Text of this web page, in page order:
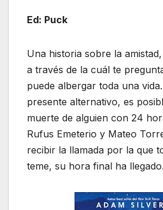
Ed: Puck
Una historia sobre la
a través de la cuál te
puede albergar toda una
presente alternativo, es
muerte de alguien con 24
Rufus Emeterio y Mateo
recibir la llamada por la que
teme, su hora final ha llegado.